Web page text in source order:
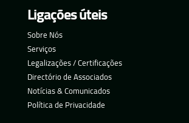
Ligações úteis
Sobre Nós
Serviços
Legalizações / Certificações
Directório de Associados
Notícias & Comunicados
Política de Privacidade